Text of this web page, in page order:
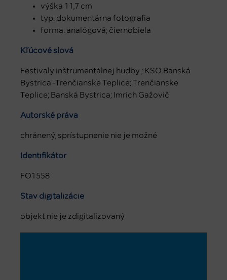
výška 11,7 cm
typ: dokumentárna fotografia
forma: analógová; čiernobiela
Kľúčové slová
Festivaly inštrumentálnej hudby ; KSO Banská
Bystrica -Trenčianske Teplice; Trenčianske
Teplice; Banská Bystrica; Imrich Gažovič
Autorské práva
chránený, sprístupnenie nie je možné
Identifikátor
FO1558
Stav digitalizácie
objekt nie je zdigitalizovaný